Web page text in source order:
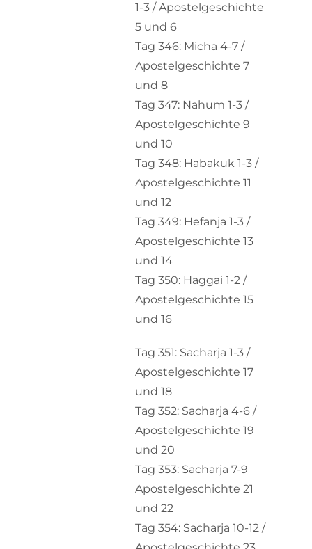
1-3 / Apostelgeschichte
5 und 6
Tag 346: Micha 4-7 /
Apostelgeschichte 7
und 8
Tag 347: Nahum 1-3 /
Apostelgeschichte 9
und 10
Tag 348: Habakuk 1-3 /
Apostelgeschichte 11
und 12
Tag 349: Hefanja 1-3 /
Apostelgeschichte 13
und 14
Tag 350: Haggai 1-2 /
Apostelgeschichte 15
und 16
Tag 351: Sacharja 1-3 /
Apostelgeschichte 17
und 18
Tag 352: Sacharja 4-6 /
Apostelgeschichte 19
und 20
Tag 353: Sacharja 7-9
Apostelgeschichte 21
und 22
Tag 354: Sacharja 10-12 /